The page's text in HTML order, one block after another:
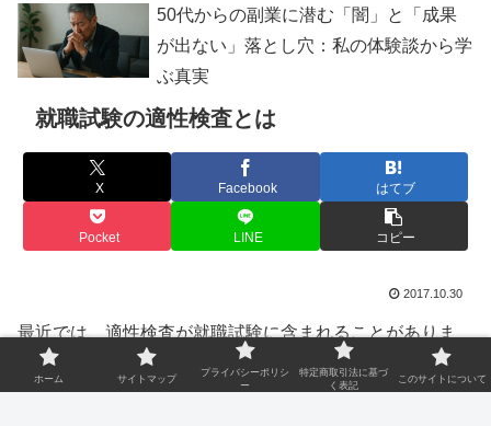
50代からの副業に潜む「闇」と「成果
が出ない」落とし穴：私の体験談から学
ぶ真実
就職試験の適性検査とは
X Facebook はてブ
Pocket LINE コピー
2017.10.30
最近では、適性検査が就職試験に含まれることがありま
す。
ホーム サイトマップ
プライバシーポリシ
ー
特定商取引法に基づ
く表記
このサイトについて